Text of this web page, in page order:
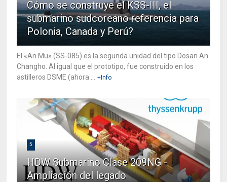
Cómo se construye el KSS-III, el
submarino sudcoreano referencia para
Polonia, Canada y Perú?
El «An Mu» (SS-085) es la segunda unidad del tipo Dosan An
Changho. Al igual que el prototipo, fue construido en los
astilleros DSME (ahora ...
+Info
5
HDW Submarino Clase 209NG -
Ampliación del legado